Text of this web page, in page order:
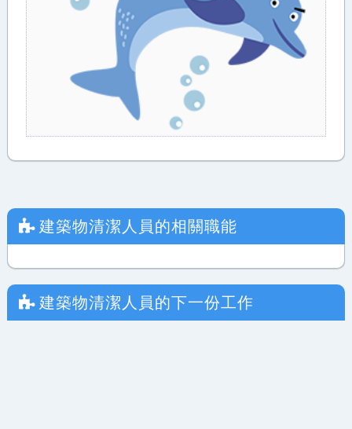
建築物清潔人員 的相關職能
建築物清潔人員 的下一份工作